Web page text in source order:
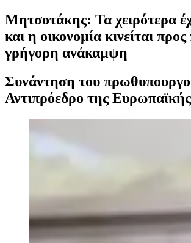
Μητσοτάκης: Τα χειρότερα
και η οικονομία κινείται
γρήγορη ανάκαμψη
Συνάντηση του
Αντιπρόεδρο της